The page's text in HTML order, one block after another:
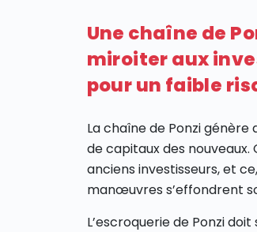
Une chaîne de
miroiter aux
pour un faible
La chaîne de Ponzi
de capitaux des
anciens investisseurs, et
manœuvres s’effondrent
L’escroquerie de Ponzi